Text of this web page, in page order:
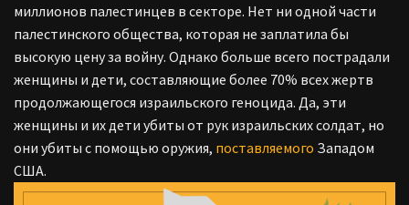
миллионов палестинцев в секторе. Нет ни одной части
палестинского общества, которая не заплатила бы
высокую цену за войну. Однако больше всего пострадали
женщины и дети, составляющие более 70% всех жертв
продолжающегося израильского геноцида. Да, эти
женщины и их дети убиты от рук израильских солдат, но
они убиты с помощью оружия, поставляемого Западом
США.